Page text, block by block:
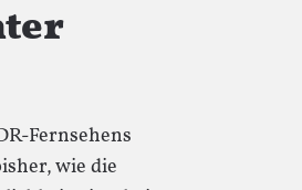
Fernsehens
wie die